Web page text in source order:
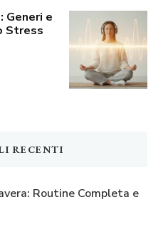
Generi e
Stress
RECENTI
Routine Completa e